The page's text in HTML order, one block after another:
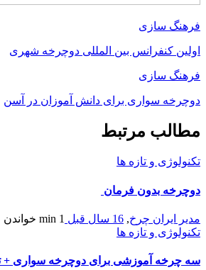
سازی
کنفرانس بین المللی دوچرخه شهری
سازی
سواری برای دانش آموزان در آسن
مرتبط
و تازه ها
بدون فرمان
چرخ,16 سال قبل 1 min
خواندن
و تازه ها
آموزشی برای دوچرخه سواری + تصویر